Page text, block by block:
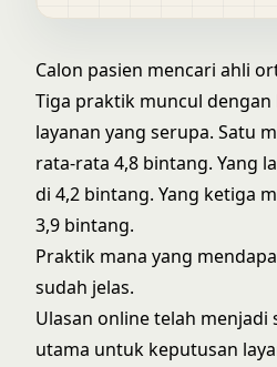
Calon pasien mencari ahli
Tiga praktik muncul dengan
layanan yang serupa. Satu
rata-rata 4,8 bintang. Yang
di 4,2 bintang. Yang ketiga
3,9 bintang.
Praktik mana yang
sudah jelas.
Ulasan online telah menjadi
utama untuk keputusan